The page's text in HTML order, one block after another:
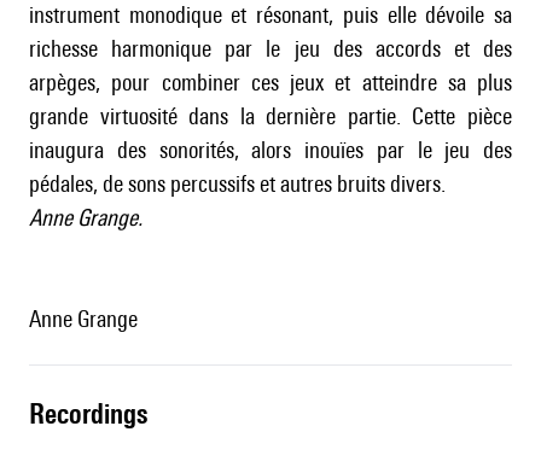
instrument monodique et résonant, puis elle dévoile sa
richesse harmonique par le jeu des accords et des
arpèges, pour combiner ces jeux et atteindre sa plus
grande virtuosité dans la dernière partie. Cette pièce
inaugura des sonorités, alors inouïes par le jeu des
pédales, de sons percussifs et autres bruits divers.
Anne Grange.
Anne Grange
recordings